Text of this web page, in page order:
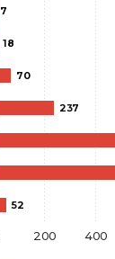
7
18
70
237
52
200 400